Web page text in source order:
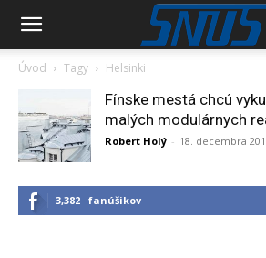
Úvod Tagy Helsinki
Fínske mestá chcú
malých modulárnych
Robert Holý - 18. decembra
3,382 fanúšikov